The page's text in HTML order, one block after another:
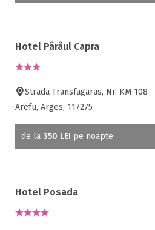
Hotel Pârâul Capra
Strada Transfagaras, Nr. KM 108
Arefu, Arges, 117275
de la 350 LEI pe noapte
Hotel Posada